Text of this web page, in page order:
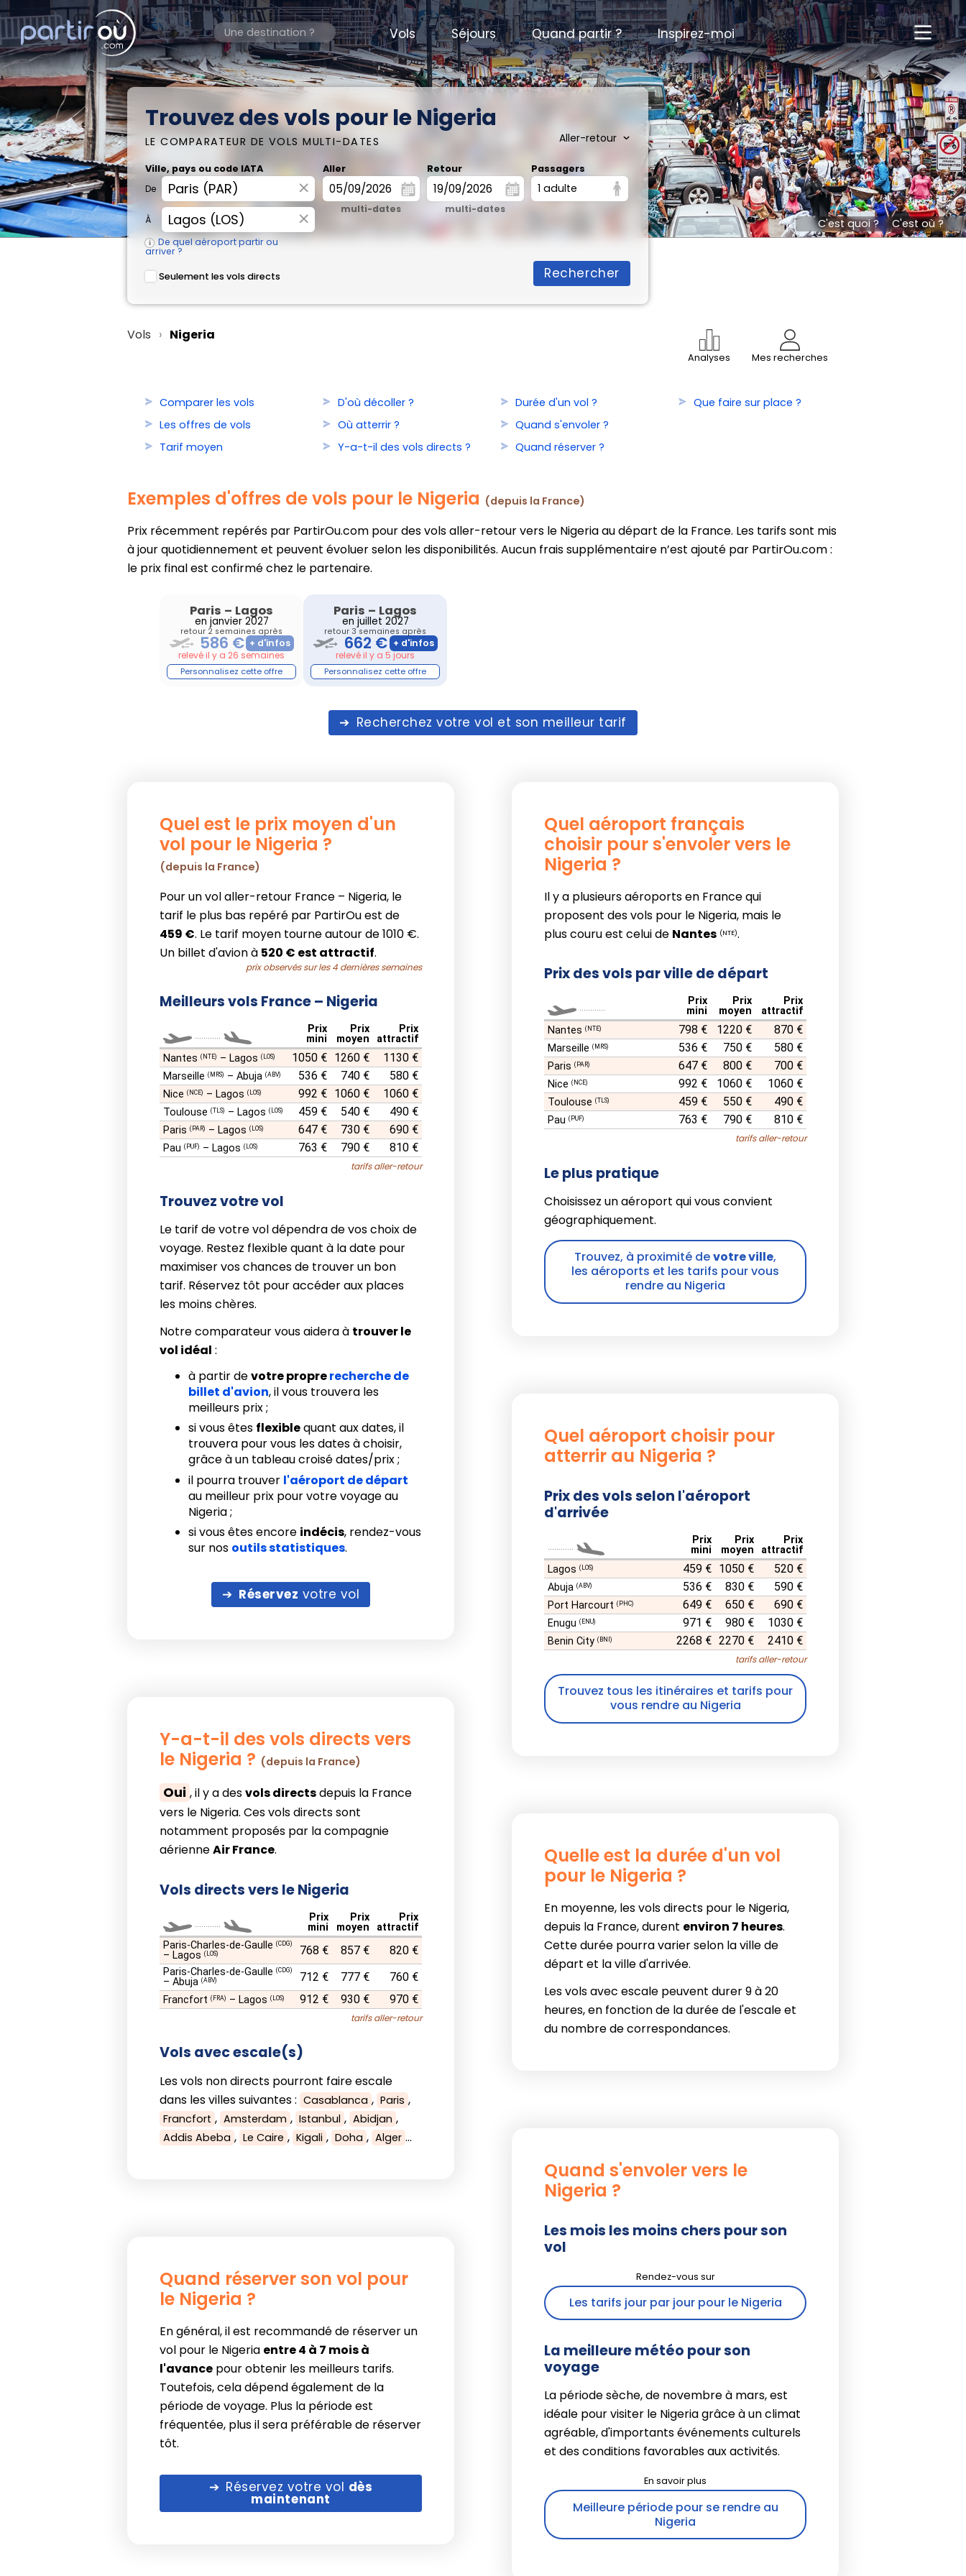
Vols Séjours Quand partir ? Inspirez-moi
Trouvez des vols pour le Nigeria
LE COMPARATEUR DE VOLS MULTI-DATES
Ville, pays ou code IATA
De ×
À ×
De quel aéroport partir ou
arriver ?
Seulement les vols directs
Aller
multi-dates
Retour
multi-dates
Passagers
1 adulte
Rechercher
Vols Nigeria
Analyses Mes recherches
Exemples d'offres de vols pour le Nigeria (depuis la France)
Prix récemment repérés par PartirOu.com pour des vols aller-retour vers le Nigeria au départ de la France. Les tarifs sont mis
à jour quotidiennement et peuvent évoluer selon les disponibilités. Aucun frais supplémentaire n’est ajouté par PartirOu.com :
le prix final est confirmé chez le partenaire.
Paris – Lagos
en janvier 2027
retour 2 semaines après
586 €
relevé il y a 26 semaines
Paris – Lagos
en juillet 2027
retour 3 semaines après
662 €
relevé il y a 5 jours
Recherchez votre vol et son meilleur tarif
Quel est le prix moyen d'un
vol pour le Nigeria ?
(depuis la France)
Pour un vol aller-retour France – Nigeria, le
tarif le plus bas repéré par PartirOu est de
459 €. Le tarif moyen tourne autour de 1010 €.
Un billet d'avion à 520 € est attractif.
prix observés sur les 4 dernières semaines
Meilleurs vols France – Nigeria
............
Prix
mini
Prix
moyen
Prix
attractif
Nantes (NTE) – Lagos (LOS) 1050 € 1260 € 1130 €
Marseille (MRS) – Abuja (ABV) 536 € 740 € 580 €
Nice (NCE) – Lagos (LOS) 992 € 1060 € 1060 €
Toulouse (TLS) – Lagos (LOS) 459 € 540 € 490 €
Paris (PAR) – Lagos (LOS) 647 € 730 € 690 €
Pau (PUF) – Lagos (LOS) 763 € 790 € 810 €
tarifs aller-retour
Trouvez votre vol
Le tarif de votre vol dépendra de vos choix de
voyage. Restez flexible quant à la date pour
maximiser vos chances de trouver un bon
tarif. Réservez tôt pour accéder aux places
les moins chères.
Notre comparateur vous aidera à trouver le
vol idéal :
à partir devotre proprerecherche de
billet d'avion, il vous trouvera les
meilleurs prix ;
si vous êtes flexiblequant aux dates, il
trouvera pour vous les dates à choisir,
grâce à un tableau croisé dates/prix ;
il pourra trouver l'aéroport de départ
au meilleur prix pour votre voyage au
Nigeria ;
si vous êtes encore indécis, rendez-vous
sur nos outils statistiques.
Réservez votre vol
Quel aéroport français
choisir pour s'envoler vers le
Nigeria ?
Il y a plusieurs aéroports en France qui
proposent des vols pour le Nigeria, mais le
plus couru est celui de Nantes (NTE).
Prix des vols par ville de départ
............
Prix
mini
Prix
moyen
Prix
attractif
Nantes (NTE) 798 € 1220 € 870 €
Marseille (MRS) 536 € 750 € 580 €
Paris (PAR) 647 € 800 € 700 €
Nice (NCE) 992 € 1060 € 1060 €
Toulouse (TLS) 459 € 550 € 490 €
Pau (PUF) 763 € 790 € 810 €
tarifs aller-retour
Le plus pratique
Choisissez un aéroport qui vous convient
géographiquement.
Trouvez, à proximité devotre ville,
les aéroports et les tarifs pour vous
rendre au Nigeria
Quel aéroport choisir pour
atterrir au Nigeria ?
Prix des vols selon l'aéroport
d'arrivée
............
Prix
mini
Prix
moyen
Prix
attractif
Lagos (LOS) 459 € 1050 € 520 €
Abuja (ABV) 536 € 830 € 590 €
Port Harcourt (PHC) 649 € 650 € 690 €
Enugu (ENU) 971 € 980 € 1030 €
Benin City (BNI) 2268 € 2270 € 2410 €
tarifs aller-retour
Trouvez tous les itinéraires et tarifs pour
vous rendre au Nigeria
Y-a-t-il des vols directs vers
le Nigeria ? (depuis la France)
Oui , il y a desvols directsdepuis la France
vers le Nigeria. Ces vols directs sont
notamment proposés par la compagnie
aérienneAir France.
Vols directs vers le Nigeria
............
Prix
mini
Prix
moyen
Prix
attractif
Paris-Charles-de-Gaulle (CDG)
– Lagos (LOS) 768 € 857 € 820 €
Paris-Charles-de-Gaulle (CDG)
– Abuja (ABV) 712 € 777 € 760 €
Francfort (FRA) – Lagos (LOS) 912 € 930 € 970 €
tarifs aller-retour
Vols avec escale(s)
Les vols non directs pourront faire escale
dans les villes suivantes : Casablanca , Paris ,
Francfort , Amsterdam , Istanbul , Abidjan ,
Addis Abeba , Le Caire , Kigali , Doha , Alger ...
Quelle est la durée d'un vol
pour le Nigeria ?
En moyenne, les vols directs pour le Nigeria,
depuis la France, durent environ 7 heures.
Cette durée pourra varier selon la ville de
départ et la ville d'arrivée.
Les vols avec escale peuvent durer 9 à 20
heures, en fonction de la durée de l'escale et
du nombre de correspondances.
Quand s'envoler vers le
Nigeria ?
Les mois les moins chers pour son
vol
Les tarifs jour par jour pour le Nigeria
La meilleure météo pour son
voyage
La période sèche, de novembre à mars, est
idéale pour visiter le Nigeria grâce à un climat
agréable, d'importants événements culturels
et des conditions favorables aux activités.
Meilleure période pour se rendre au
Nigeria
Quand réserver son vol pour
le Nigeria ?
En général, il est recommandé de réserver un
vol pour le Nigeria entre 4 à 7 mois à
l'avance pour obtenir les meilleurs tarifs.
Toutefois, cela dépend également de la
période de voyage. Plus la période est
fréquentée, plus il sera préférable de réserver
tôt.
Réservez votre vol dès
maintenant
Comparer les vols
Les offres de vols
Tarif moyen
D'où décoller ?
Où atterrir ?
Y-a-t-il des vols directs ?
Durée d'un vol ?
Quand s'envoler ?
Quand réserver ?
Que faire sur place ?